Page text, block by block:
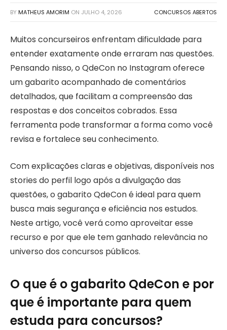
BY MATHEUS AMORIM ON JULHO 4, 2026 CONCURSOS ABERTOS
Muitos concurseiros enfrentam dificuldade para
entender exatamente onde erraram nas questões.
Pensando nisso, o QdeCon no Instagram oferece
um gabarito acompanhado de comentários
detalhados, que facilitam a compreensão das
respostas e dos conceitos cobrados. Essa
ferramenta pode transformar a forma como você
revisa e fortalece seu conhecimento.
Com explicações claras e objetivas, disponíveis nos
stories do perfil logo após a divulgação das
questões, o gabarito QdeCon é ideal para quem
busca mais segurança e eficiência nos estudos.
Neste artigo, você verá como aproveitar esse
recurso e por que ele tem ganhado relevância no
universo dos concursos públicos.
O que é o gabarito QdeCon e por
que é importante para quem
estuda para concursos?